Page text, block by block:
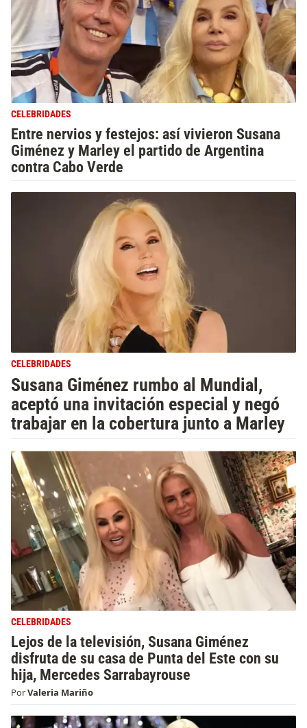
CELEBRIDADES
Entre nervios y festejos: así vivieron Susana
Giménez y Marley el partido de Argentina
contra Cabo Verde
CELEBRIDADES
Susana Giménez rumbo al Mundial,
aceptó una invitación especial y negó
trabajar en la cobertura junto a Marley
CELEBRIDADES
Lejos de la televisión, Susana Giménez
disfruta de su casa de Punta del Este con su
hija, Mercedes Sarrabayrouse
PorValeria Mariño